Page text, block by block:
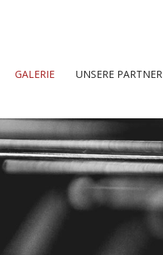
GALERIE UNSERE PARTNER